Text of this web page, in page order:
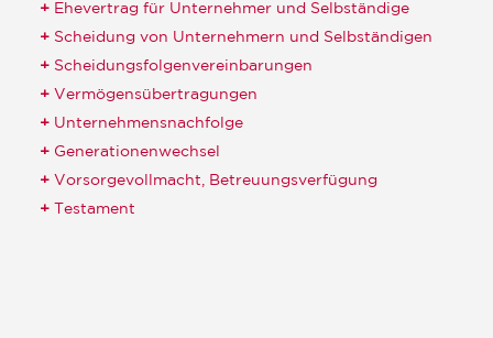
Ehevertrag für Unternehmer und Selbständige
Scheidung von Unternehmern und Selbständigen
Scheidungsfolgenvereinbarungen
Vermögensübertragungen
Unternehmensnachfolge
Generationenwechsel
Vorsorgevollmacht, Betreuungsverfügung
Testament